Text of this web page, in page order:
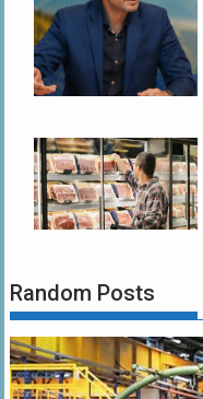
Random Posts